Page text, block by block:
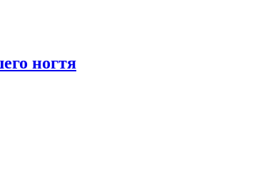
ногтя